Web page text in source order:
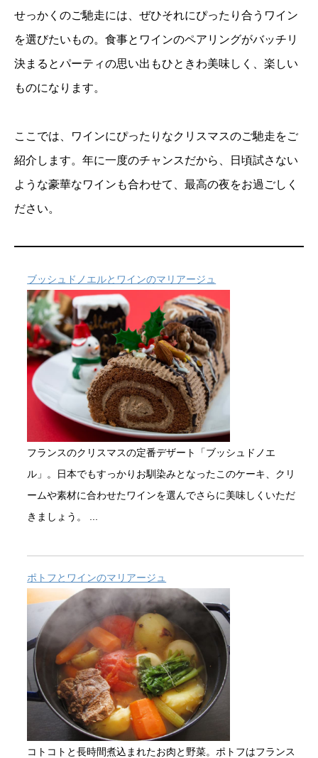
せっかくのご馳走には、ぜひそれにぴったり合うワイン
を選びたいもの。食事とワインのペアリングがバッチリ
決まるとパーティの思い出もひときわ美味しく、楽しい
ものになります。
ここでは、ワインにぴったりなクリスマスのご馳走をご
紹介します。年に一度のチャンスだから、日頃試さない
ような豪華なワインも合わせて、最高の夜をお過ごしく
ださい。
ブッシュドノエルとワインのマリアージュ
フランスのクリスマスの定番デザート「ブッシュドノエ
ル」。日本でもすっかりお馴染みとなったこのケーキ、クリ
ームや素材に合わせたワインを選んでさらに美味しくいただ
きましょう。 ...
ポトフとワインのマリアージュ
コトコトと長時間煮込まれたお肉と野菜。ポトフはフランス